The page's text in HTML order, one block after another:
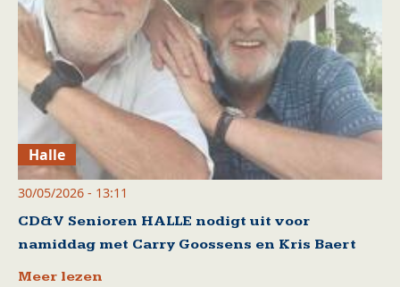
Halle
30/05/2026 - 13:11
CD&V Senioren HALLE nodigt uit voor
namiddag met Carry Goossens en Kris Baert
Meer lezen